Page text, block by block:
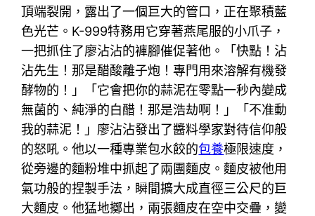
頂端裂開，露出了一個巨大的管口，正在聚積藍
色光芒。K-999特務用它穿著燕尾服的小爪子，
一把抓住了廖沾沾的褲腳催促著他。「快點！沾
沾先生！那是醋酸離子炮！專門用來溶解有機發
酵物的！」「它會把你的蒜泥在零點一秒內變成
無菌的、純淨的白醋！那是浩劫啊！」「不准動
我的蒜泥！」廖沾沾發出了醬料學家對待信仰般
的怒吼。他以一種專業包水餃的包養極限速度，
從旁邊的麵粉堆中抓起了兩團麵皮。麵皮被他用
氣功般的捏製手法，瞬間擴大成直徑三公尺的巨
大麵皮。他猛地擲出，兩張麵皮在空中交疊，變